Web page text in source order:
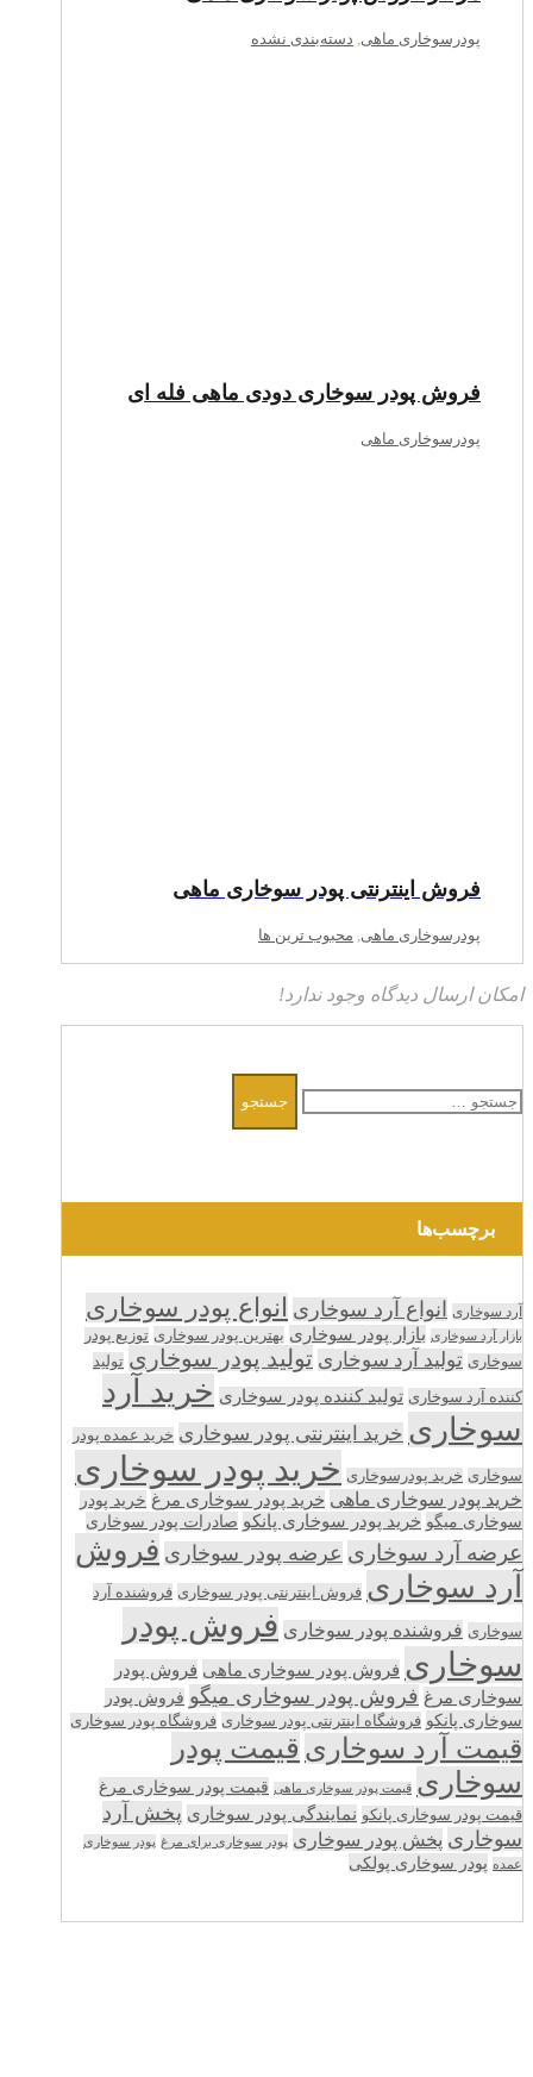
پودرسوخاری ماهی دسته‌بندی نشده
فروش پودر سوخاری دودی ماهی فله ای
پودرسوخاری ماهی
فروش اینترنتی پودر سوخاری ماهی
پودرسوخاری ماهی محبوب ترین ها
امکان ارسال دیدگاه وجود ندارد!
برای:
برچسب‌ها
آرد سوخاری انواع آرد سوخاری انواع پودر سوخاری
بازار آرد سوخاری بازار پودر سوخاری بهترین پودر سوخاری توزیع پودر
سوخاری تولید آرد سوخاری تولید پودر سوخاری تولید
کننده آرد سوخاری تولید کننده پودر سوخاری خرید آرد
سوخاری خرید اینترنتی پودر سوخاری خرید عمده پودر
سوخاری خرید پودرسوخاری خرید پودر سوخاری
خرید پودر سوخاری ماهی خرید پودر سوخاری مرغ خرید پودر
سوخاری میگو خرید پودر سوخاری پانکو صادرات پودر سوخاری
عرضه آرد سوخاری عرضه پودر سوخاری فروش
آرد سوخاری فروش اینترنتی پودر سوخاری فروشنده آرد
سوخاری فروشنده پودر سوخاری فروش پودر
سوخاری فروش پودر سوخاری ماهی فروش پودر
سوخاری مرغ فروش پودر سوخاری میگو فروش پودر
سوخاری پانکو فروشگاه اینترنتی پودر سوخاری فروشگاه پودر سوخاری
قیمت آرد سوخاری قیمت پودر
سوخاری قیمت پودر سوخاری ماهی قیمت پودر سوخاری مرغ
قیمت پودر سوخاری پانکو نمایندگی پودر سوخاری پخش آرد
سوخاری پخش پودر سوخاری پودر سوخاری برای مرغ پودر سوخاری
عمده پودر سوخاری پولکی